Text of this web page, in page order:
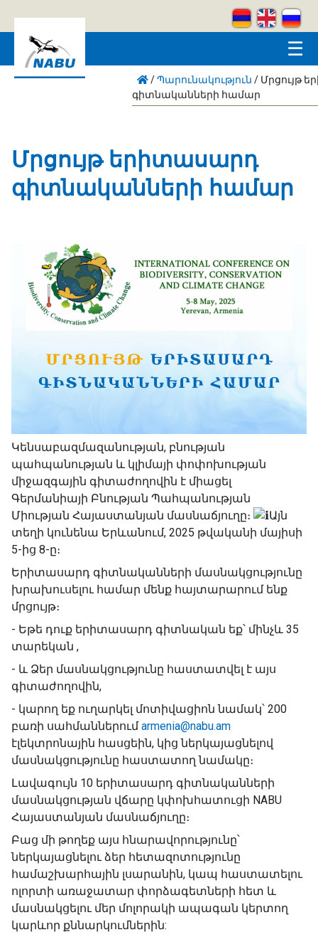
☰
/Պարունակություն / Մրցույթ
գիտնականների համար
Մրցույթ երիտասարդ
գիտնականների համար
Կենսաբազմազանության, բնության
պահպանության և կլիմայի փոփոխության
միջազգային գիտաժողովին է միացել
Գերմանիայի Բնության Պահպանության
Միության Հայաստանյան մասնաճյուղը։
Այն
տեղի կունենա Երևանում, 2025 թվականի մայիսի
5-ից 8-ը։
Երիտասարդ գիտնականների մասնակցությունը
խրախուսելու համար մենք հայտարարում ենք
մրցույթ։
- Եթե դուք երիտասարդ գիտնական եք՝ մինչև 35
տարեկան ,
- և Ձեր մասնակցությունը հաստատվել է այս
գիտաժողովին,
- կարող եք ուղարկել մոտիվացիոն նամակ՝ 200
բառի սահմաններումarmenia@nabu.am
էլեկտրոնային հասցեին, կից ներկայացնելով
մասնակցությունը հաստատող նամակը։
Լավագույն 10 երիտասարդ գիտնականների
մասնակցության վճարը կփոխհատուցի NABU
Հայաստանյան մասնաճյուղը։
Բաց մի թողեք այս հնարավորությունը՝
ներկայացնելու ձեր հետազոտությունը
համաշխարհային լսարանին, կապ հաստատելու
ոլորտի առաջատար փորձագետների հետ և
մասնակցելու մեր մոլորակի ապագան կերտող
կարևոր քննարկումներին: